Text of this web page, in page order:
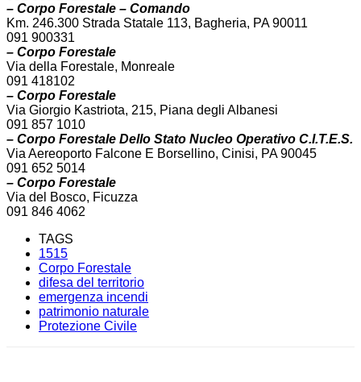
– Corpo Forestale – Comando
Km. 246.300 Strada Statale 113, Bagheria, PA 90011
091 900331
– Corpo Forestale
Via della Forestale, Monreale
091 418102
– Corpo Forestale
Via Giorgio Kastriota, 215, Piana degli Albanesi
091 857 1010
– Corpo Forestale Dello Stato Nucleo Operativo C.I.T.E.S.
Via Aereoporto Falcone E Borsellino, Cinisi, PA 90045
091 652 5014
– Corpo Forestale
Via del Bosco, Ficuzza
091 846 4062
TAGS
1515
Corpo Forestale
difesa del territorio
emergenza incendi
patrimonio naturale
Protezione Civile